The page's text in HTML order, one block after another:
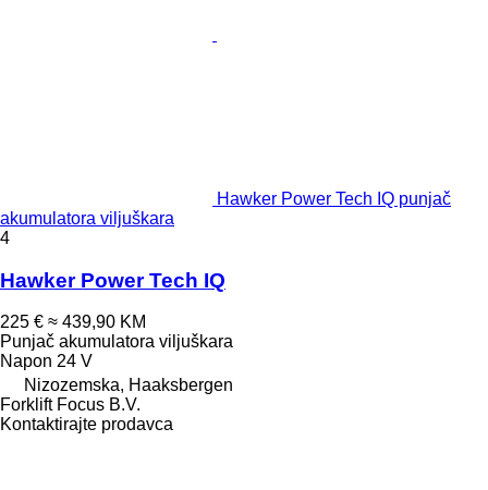
Hawker Power Tech IQ punjač
akumulatora viljuškara
4
Hawker Power Tech IQ
225 € ≈ 439,90 KM
Punjač akumulatora viljuškara
Napon 24 V
Nizozemska, Haaksbergen
Forklift Focus B.V.
Kontaktirajte prodavca